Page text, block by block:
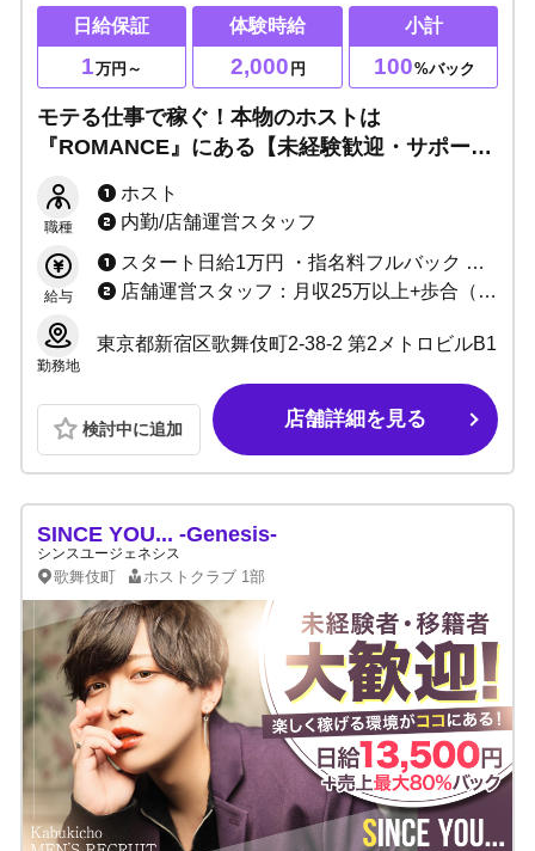
日給保証
1万円～
体験時給
2,000 円
小計
100%バック
モテる仕事で稼ぐ！本物のホストは
『ROMANCE』にある【未経験歓迎・サポート
てでも安心！最高レベルの環境でお待ちしてま
す！
職種
ホスト
内勤/店舗運営スタッフ
給与
スタート日給1万円 ・指名料フルバック ・総売上40〜55%バック ・各種賞金、皆勤手当あり
店舗運営スタッフ：月収25万以上+歩合（昇給あり） ウェイター：時給1,350円以上/昇給あり（終電あり、交通費支給）
勤務地
東京都新宿区歌舞伎町2-38-2 第2メトロビルB1
検討中に追加 店舗詳細を見る
SINCE YOU... -Genesis-
シンスユージェネシス
歌舞伎町 ホストクラブ 1部